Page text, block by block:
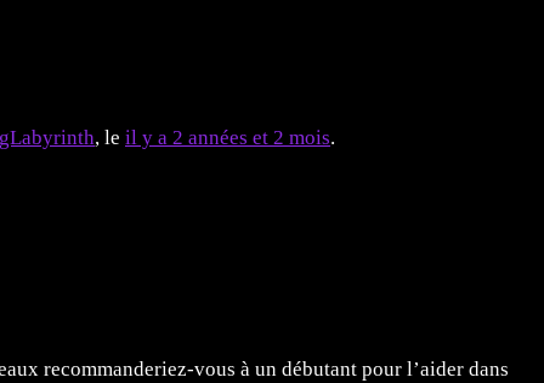
, le il y a 2 années et 2 mois.
recommanderiez-vous à un débutant pour l’aider dans